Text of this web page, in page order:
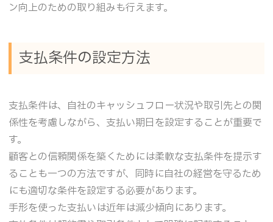
ン向上のための取り組みも行えます。
支払条件の設定方法
支払条件は、自社のキャッシュフロー状況や取引先との関
係性を考慮しながら、支払い期日を設定することが重要で
す。
顧客との信頼関係を築くためには柔軟な支払条件を提示す
ることも一つの方法ですが、同時に自社の経営を守るため
にも適切な条件を設定する必要があります。
手形を使った支払いは近年は減少傾向にあります。